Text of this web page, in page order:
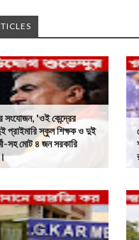
সংযোজন, 'ওই কেন্দ্রের
প্রাইমারি স্কুল শিক্ষক ও দুই
সহ মোট ৪ জন সরকারি